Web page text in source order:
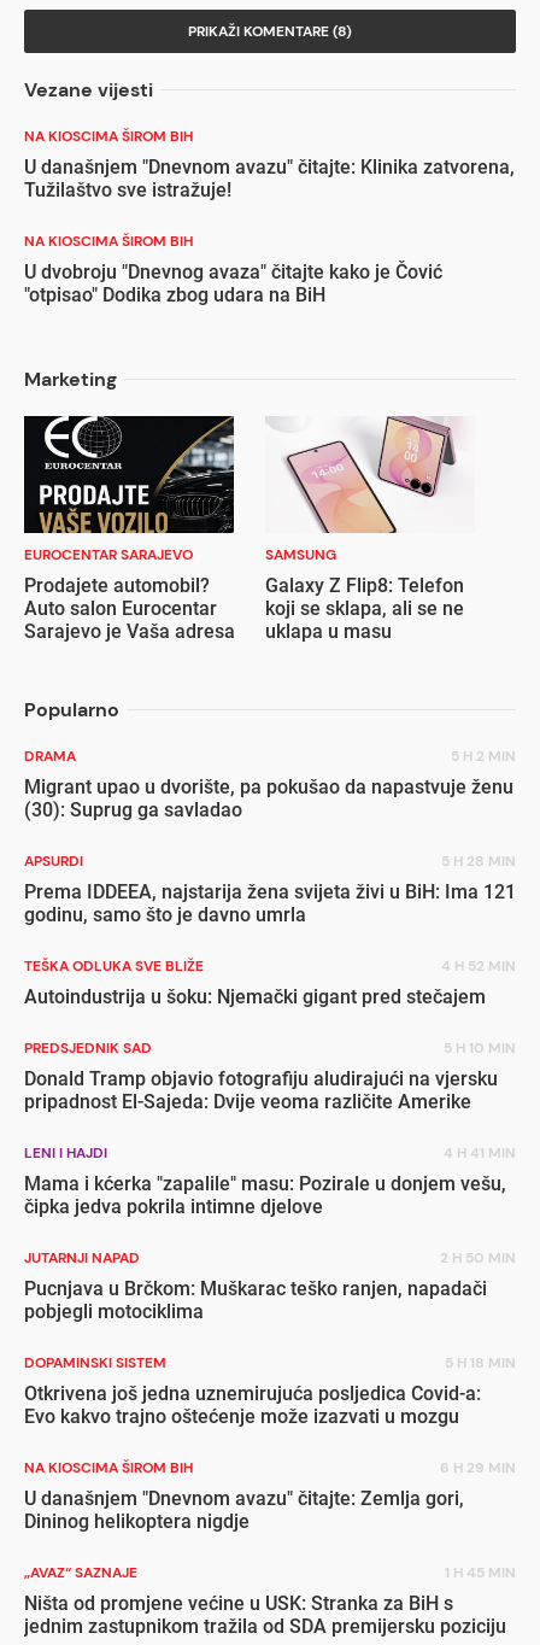
PRIKAŽI KOMENTARE (8)
Vezane vijesti
NA KIOSCIMA ŠIROM BIH
U današnjem "Dnevnom avazu" čitajte: Klinika zatvorena,
Tužilaštvo sve istražuje!
NA KIOSCIMA ŠIROM BIH
U dvobroju "Dnevnog avaza" čitajte kako je Čović
"otpisao" Dodika zbog udara na BiH
Marketing
EUROCENTAR SARAJEVO
Prodajete automobil?
Auto salon Eurocentar
Sarajevo je Vaša adresa
SAMSUNG
Galaxy Z Flip8: Telefon
koji se sklapa, ali se ne
uklapa u masu
Popularno
DRAMA 5 H 2 MIN
Migrant upao u dvorište, pa pokušao da napastvuje ženu
(30): Suprug ga savladao
APSURDI 5 H 28 MIN
Prema IDDEEA, najstarija žena svijeta živi u BiH: Ima 121
godinu, samo što je davno umrla
TEŠKA ODLUKA SVE BLIŽE 4 H 52 MIN
Autoindustrija u šoku: Njemački gigant pred stečajem
PREDSJEDNIK SAD 5 H 10 MIN
Donald Tramp objavio fotografiju aludirajući na vjersku
pripadnost El-Sajeda: Dvije veoma različite Amerike
LENI I HAJDI 4 H 41 MIN
Mama i kćerka "zapalile" masu: Pozirale u donjem vešu,
čipka jedva pokrila intimne djelove
JUTARNJI NAPAD 2 H 50 MIN
Pucnjava u Brčkom: Muškarac teško ranjen, napadači
pobjegli motociklima
DOPAMINSKI SISTEM 5 H 18 MIN
Otkrivena još jedna uznemirujuća posljedica Covid-a:
Evo kakvo trajno oštećenje može izazvati u mozgu
NA KIOSCIMA ŠIROM BIH 6 H 29 MIN
U današnjem "Dnevnom avazu" čitajte: Zemlja gori,
Dininog helikoptera nigdje
„AVAZ“ SAZNAJE 1 H 45 MIN
Ništa od promjene većine u USK: Stranka za BiH s
jednim zastupnikom tražila od SDA premijersku poziciju